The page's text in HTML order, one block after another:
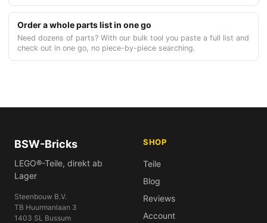
Order a whole parts list in one go
Need dozens of parts? With our bulk tool you paste a full list and
check out in one go, no piece-by-piece searching.
BSW-Bricks
LEGO®-Teile, direkt ab
Lager
Steenbouw B.V.
TB Huurmanlaan 3
1403 SL Bussum
SHOP
Teile
Blog
Reviews
Account